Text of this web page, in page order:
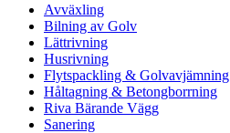
Avväxling
Bilning av Golv
Lättrivning
Husrivning
Flytspackling & Golvavjämning
Håltagning & Betongborrning
Riva Bärande Vägg
Sanering